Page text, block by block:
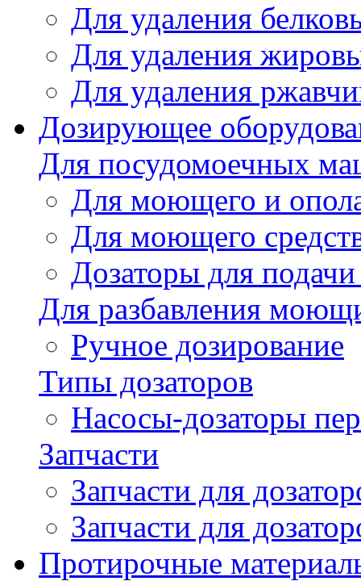
Для удаления
Для удаления
Для удаления
Дозирующее
Для посудомоечных
Для моющего и
Для моющего
Дозаторы для
Для разбавления
Ручное дозирование
Типы дозаторов
Насосы-дозаторы
Запчасти
Запчасти для
Запчасти для
Протирочные